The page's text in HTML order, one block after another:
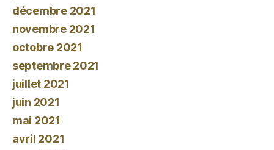
décembre 2021
novembre 2021
octobre 2021
septembre 2021
juillet 2021
juin 2021
mai 2021
avril 2021